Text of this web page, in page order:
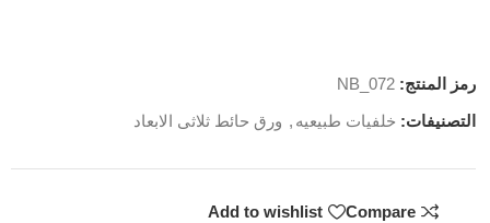
رمز المنتج:NB_072
التصنيفات: خلفيات طبيعيه , ورق حائط ثلاثى الابعاد
Compare
Add to wishlist